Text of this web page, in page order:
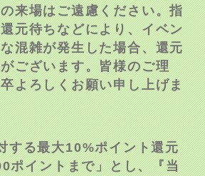
来場はご遠慮ください。指
元待ちなどにより、イベン
混雑が発生した場合、還元
ございます。皆様のご理
よろしくお願い申し上げま
する最大10%ポイント還元
ポイントまで」とし、『当